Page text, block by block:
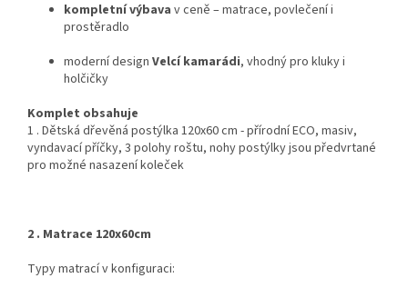
kompletní výbava v ceně – matrace, povlečení i
prostěradlo
moderní design Velcí kamarádi, vhodný pro kluky i
holčičky
Komplet obsahuje
1 . Dětská dřevěná postýlka 120x60 cm - přírodní ECO, masiv,
vyndavací příčky, 3 polohy roštu, nohy postýlky jsou předvrtané
pro možné nasazení koleček
2 . Matrace 120x60cm
Typy matrací v konfiguraci: